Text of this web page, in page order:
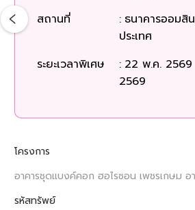
สถานที่
: ธนาคารออมสิ
ประเทศ
ระยะเวลาพิเศษ
: 22 พ.ค.
2569
โครงการ
อาคารชุดแบงค์คอก ฮอไรซอน เพชรเกษม อา
รหัสทรัพย์